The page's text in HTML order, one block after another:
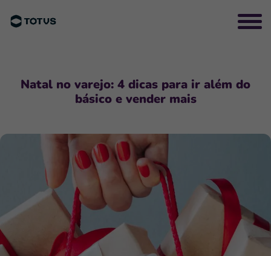
Natal no varejo: 4 dicas para ir além do
básico e vender mais